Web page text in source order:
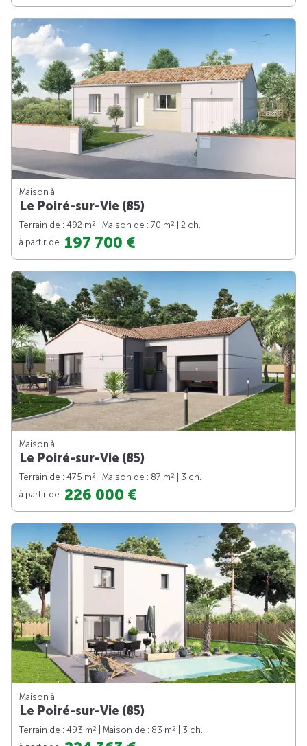
Maison à
Le Poiré-sur-Vie (85)
Terrain de : 492 m2 | Maison de : 70 m2
| 2 ch.
à partir de 197 700 €
Maison à
Le Poiré-sur-Vie (85)
Terrain de : 475 m2 | Maison de : 87 m2
| 3 ch.
à partir de 226 000 €
Maison à
Le Poiré-sur-Vie (85)
Terrain de : 493 m2 | Maison de : 83 m2
| 3 ch.